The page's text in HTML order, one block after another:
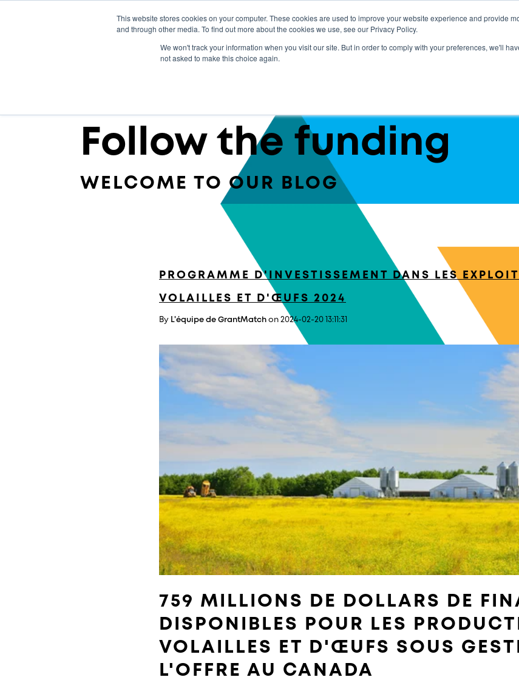
This website stores cookies on your computer. These cookies are used to improve your website experience and provide
and through other media. To find out more about the cookies we use, see our Privacy Policy.
We won't track your information when you visit our site. But in order to comply with your preferences, we'll
not asked to make this choice again.
Notre expertise Histoires de véritables réussites
Follow the funding
WELCOME TO OUR BLOG
PROGRAMME D'INVESTISSEMENT DANS LES
VOLAILLES ET D'ŒUFS 2024
By L'équipe de GrantMatch on 2024-02-20 13:11:31
759 MILLIONS DE DOLLARS DE
DISPONIBLES POUR LES
VOLAILLES ET D'ŒUFS SOUS
L'OFFRE AU CANADA